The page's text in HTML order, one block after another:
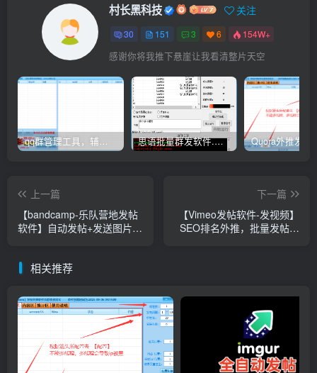
村长黑科技 关注
30 151 3 6 154W+
感谢你将我推下悬崖让我看清整片天空
qq群管理工具，辅助群员导出工具(软件批量导出好帮手：QQ群成员一键提取，QQ群员提取【QQ群员提取】 思语批量群发软件.私信.点赞.加好友功能+查询手机是否已注册账号
上一篇
【bandcamp-乐队营地发帖
软件】自动发帖+发送图片，
下一篇
【Vimeo发帖软件-发视频】
SEO排名外推，批量发帖，
相关推荐